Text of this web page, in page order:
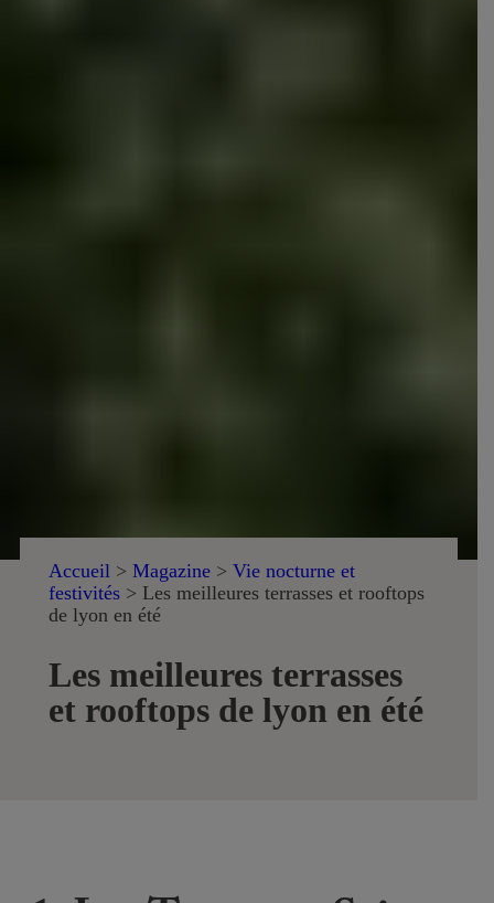
Accueil > Magazine > Vie nocturne et
festivités > Les meilleures terrasses et rooftops
de lyon en été
Les meilleures terrasses
et rooftops de lyon en été